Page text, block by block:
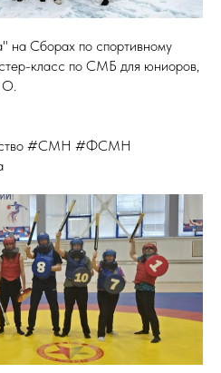
Сборах по спортивному
класс по СМБ для юниоров,
#СМН #ФСМН